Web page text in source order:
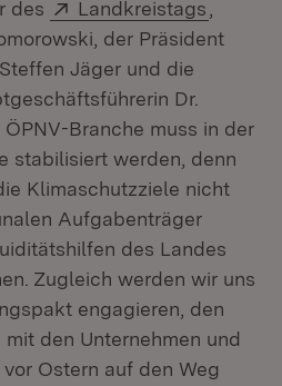
des
Extern:
Landkreistags
der Präsident
Jäger und die
Dr.
ÖPNV-Branche muss in der
stabilisiert werden, denn
Klimaschutzziele nicht
Aufgabenträger
des Landes
Zugleich werden wir uns
engagieren, den
den Unternehmen und
Ostern auf den Weg